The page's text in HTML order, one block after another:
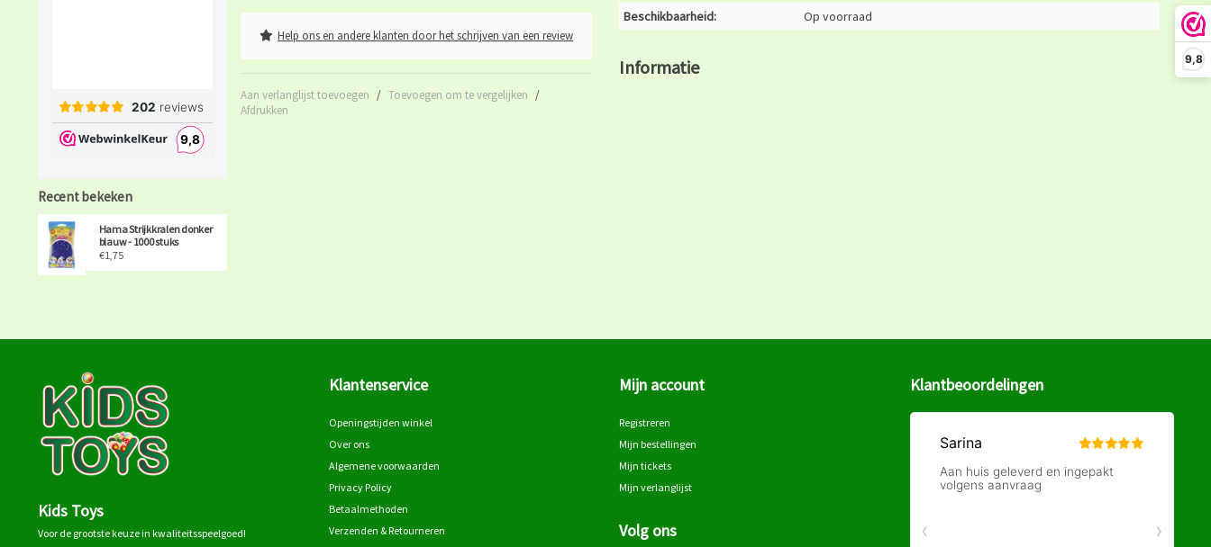
9,8
Recent bekeken
Hama Strijkkralen donker
blauw - 1000 stuks
€1,75
Help ons en andere klanten door het schrijven van een review
Aan verlanglijst toevoegen / Toevoegen om te vergelijken /
Afdrukken
Beschikbaarheid:
Op voorraad
Informatie
Kids Toys
Voor de grootste keuze in kwaliteitsspeelgoed!
Klantenservice
Openingstijden winkel
Over ons
Algemene voorwaarden
Privacy Policy
Betaalmethoden
Verzenden & Retourneren
Mijn account
Registreren
Mijn bestellingen
Mijn tickets
Mijn verlanglijst
Volg ons
Klantbeoordelingen